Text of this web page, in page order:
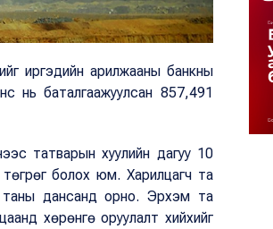
иргэдийн арилжааны банкны
нь баталгаажуулсан 857,491
татварын хуулийн дагуу 10
болох юм. Харилцагч та
таны дансанд орно. Эрхэм та
хөрөнгө оруулалт хийхийг